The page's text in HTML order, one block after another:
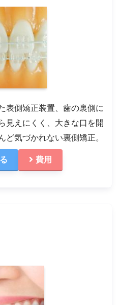
表側矯正装置、歯の裏側に
見えにくく、大きな口を開
ど気づかれない裏側矯正。
費用